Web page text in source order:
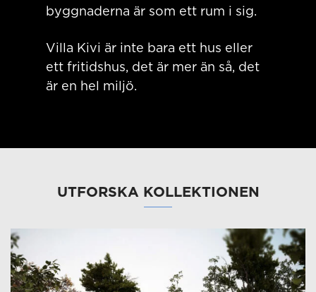
byggnaderna är som ett rum i sig.
Villa Kivi är inte bara ett hus eller
ett fritidshus, det är mer än så, det
är en hel miljö.
UTFORSKA KOLLEKTIONEN